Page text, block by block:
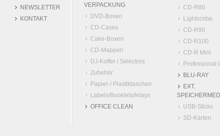
NEWSLETTER
KONTAKT
VERPACKUNG
DVD-Boxen
CD-Cases
Cake-Boxen
CD-Mappen
DJ-Koffer / Selectors
Zubehör
Papier-/ Plastiktaschen
Labels/Booklets/Inlays
OFFICE CLEAN
CD-R80
Lightscribe
CD-R90
CD-R100
CD-R Mini
Professional
BLU-RAY
EXT.
USB-Sticks
SD-Karten